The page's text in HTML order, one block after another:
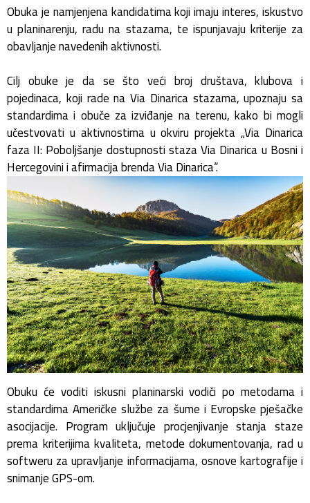
Obuka je namjenjena kandidatima koji imaju interes, iskustvo
u planinarenju, radu na stazama, te ispunjavaju kriterije za
obavljanje navedenih aktivnosti.
Cilj obuke je da se što veći broj društava, klubova i
pojedinaca, koji rade na Via Dinarica stazama, upoznaju sa
standardima i obuče za izviđanje na terenu, kako bi mogli
učestvovati u aktivnostima u okviru projekta „Via Dinarica
faza II: Poboljšanje dostupnosti staza Via Dinarica u Bosni i
Hercegovini i afirmacija brenda Via Dinarica“.
Obuku će voditi iskusni planinarski vodiči po metodama i
standardima Američke službe za šume i Evropske pješačke
asocijacije. Program uključuje procjenjivanje stanja staze
prema kriterijima kvaliteta, metode dokumentovanja, rad u
softweru za upravljanje informacijama, osnove kartografije i
snimanje GPS-om.